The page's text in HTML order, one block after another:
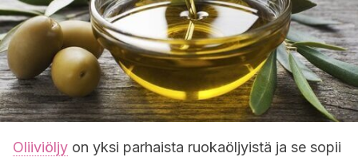
Oliiviöljy on yksi parhaista ruokaöljyistä ja se sopii